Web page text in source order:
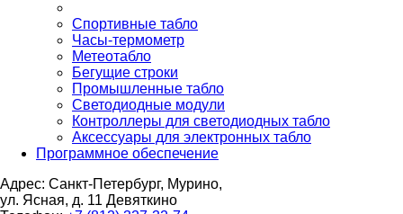
Спортивные табло
Часы-термометр
Метеотабло
Бегущие строки
Промышленные табло
Светодиодные модули
Контроллеры для светодиодных табло
Аксессуары для электронных табло
Программное обеспечение
Адрес: Санкт-Петербург, Мурино,
ул. Ясная, д. 11 Девяткино